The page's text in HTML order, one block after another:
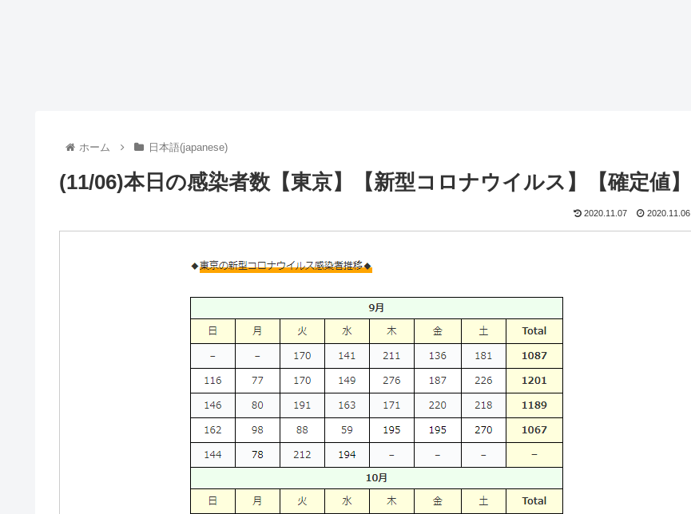
ホーム 日本語(japanese)
(11/06)本日の感染者数【東京】【新型コロナウイルス】【確定値】
2020.11.07 2020.11.06